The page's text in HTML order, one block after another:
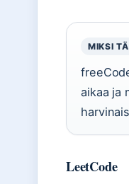
MIKSI
aikaa ja
LeetCode